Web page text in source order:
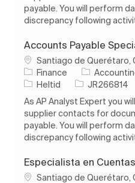
payable. You will perform
discrepancy following
Accounts Payable
PlatsSantiago de Querétaro,
Finance
Kategori
Typ av jobb
Heltid Jobb-ID
JR266814
As AP Analyst Expert you
supplier contacts for
payable. You will perform
discrepancy following
Especialista en
PlatsSantiago de Querétaro,